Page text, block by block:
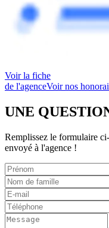
Voir la fiche
de l'agenceVoir nos
UNE
Remplissez le formulaire
envoyé à l'agence !